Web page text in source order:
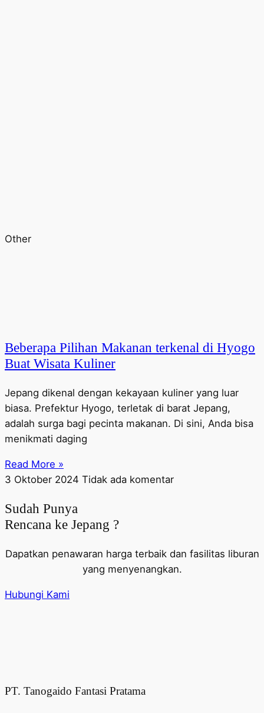
Other
Beberapa Pilihan Makanan terkenal di Hyogo
Buat Wisata Kuliner
Jepang dikenal dengan kekayaan kuliner yang luar
biasa. Prefektur Hyogo, terletak di barat Jepang,
adalah surga bagi pecinta makanan. Di sini, Anda bisa
menikmati daging
Read More »
3 Oktober 2024 Tidak ada komentar
Sudah Punya
Rencana ke Jepang ?
Dapatkan penawaran harga terbaik dan fasilitas liburan
yang menyenangkan.
Hubungi Kami
PT. Tanogaido Fantasi Pratama